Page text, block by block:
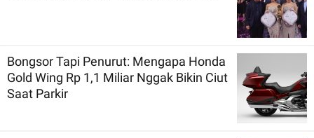
Bongsor Tapi Penurut: Mengapa Honda
Gold Wing Rp 1,1 Miliar Nggak Bikin Ciut
Saat Parkir